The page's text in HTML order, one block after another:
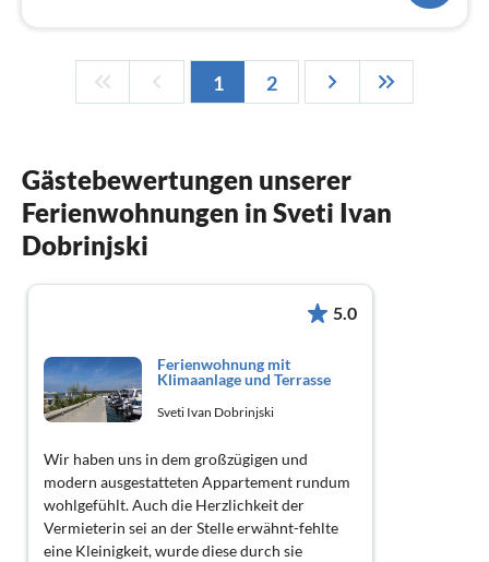
1 2
Gästebewertungen unserer
Ferienwohnungen in Sveti Ivan
Dobrinjski
5.0
Ferienwohnung mit
Klimaanlage und Terrasse
Sveti Ivan Dobrinjski
Wir haben uns in dem großzügigen und
modern ausgestatteten Appartement rundum
wohlgefühlt. Auch die Herzlichkeit der
Vermieterin sei an der Stelle erwähnt-fehlte
eine Kleinigkeit, wurde diese durch sie